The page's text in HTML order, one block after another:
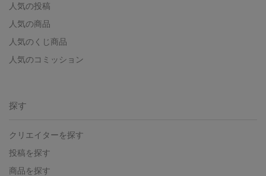
人気の投稿
人気の商品
人気のくじ商品
人気のコミッション
探す
クリエイターを探す
投稿を探す
商品を探す